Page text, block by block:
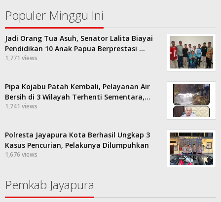
Populer Minggu Ini
Jadi Orang Tua Asuh, Senator Lalita Biayai
Pendidikan 10 Anak Papua Berprestasi …
1,771 views
Pipa Kojabu Patah Kembali, Pelayanan Air
Bersih di 3 Wilayah Terhenti Sementara,…
1,741 views
Polresta Jayapura Kota Berhasil Ungkap 3
Kasus Pencurian, Pelakunya Dilumpuhkan
1,676 views
Pemkab Jayapura